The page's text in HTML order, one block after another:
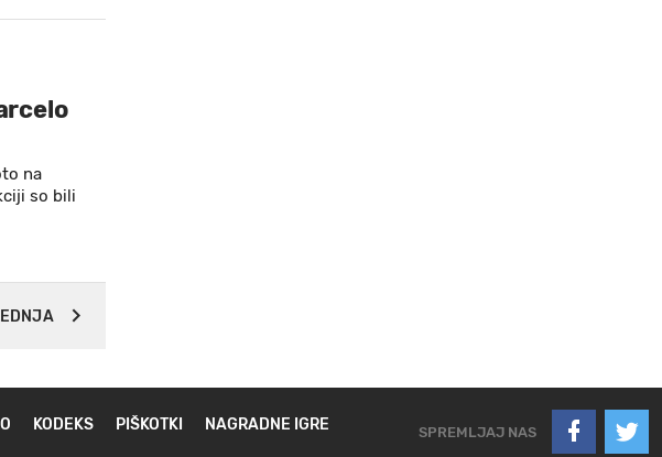
na
so bili
KODEKS PIŠKOTKI
NAGRADNE IGRE
SPREMLJAJ NAS